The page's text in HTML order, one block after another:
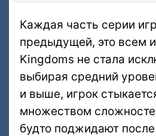
Каждая часть серии
предыдущей, это всем
Kingdoms не стала
выбирая средний
и выше, игрок
множеством
будто поджидают